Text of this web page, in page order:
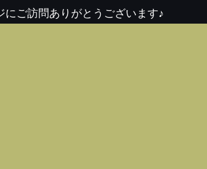
ご訪問ありがとうございます♪